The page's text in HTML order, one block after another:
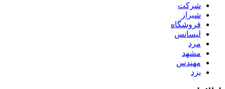
شرکت
شیراز
فروشگاه
لیسانس
مرد
مشهد
مهندس
یزد